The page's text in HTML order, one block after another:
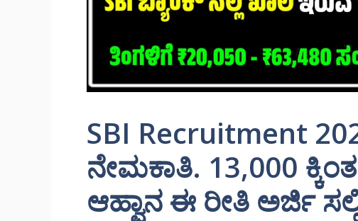
SBI Recruitment
ನೇಮಕಾತಿ. 13,000
ಆಹ್ವಾನ ಈ ರೀತಿ ಅರ್ಜಿ